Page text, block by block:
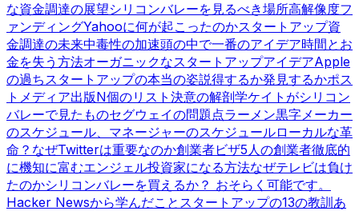
な資金調達の展望シリコンバレーを見るべき場所高解像度フ
ァンディングYahooに何が起こったのかスタートアップ資
金調達の未来中毒性の加速頭の中で一番のアイデア時間とお
金を失う方法オーガニックなスタートアップアイデアApple
の過ちスタートアップの本当の姿説得するか発見するかポス
トメディア出版N個のリスト 決意の解剖学ケイトがシリコン
バレーで見たものセグウェイの問題点ラーメン黒字メーカー
のスケジュール、マネージャーのスケジュールローカルな革
命？ なぜTwitterは重要なのか創業者ビザ5人の創業者徹底的
に機知に富むエンジェル投資家になる方法なぜテレビは負け
たのかシリコンバレーを買えるか？ おそらく可能です。
Hacker Newsから学んだこと スタートアップの13の教訓 あ